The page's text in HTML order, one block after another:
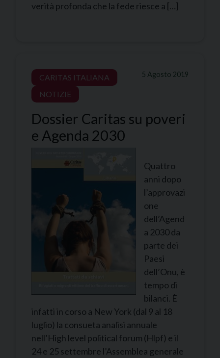
verità profonda che la fede riesce a […]
5 Agosto 2019
CARITAS ITALIANA
NOTIZIE
Dossier Caritas su poveri
e Agenda 2030
Quattro
anni dopo
l’approvazi
one
dell’Agend
a 2030 da
parte dei
Paesi
dell’Onu, è
tempo di
bilanci. È
infatti in corso a New York (dal 9 al 18
luglio) la consueta analisi annuale
nell’High level political forum (Hlpf) e il
24 e 25 settembre l’Assemblea generale